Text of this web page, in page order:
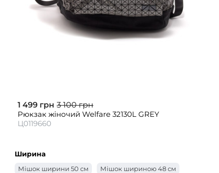
1 499 грн 3 100 грн
Рюкзак жіночий Welfare 32130L GREY
Ц0119660
Ширина
Мішок ширини 50 см
Мішок шириною 48 см